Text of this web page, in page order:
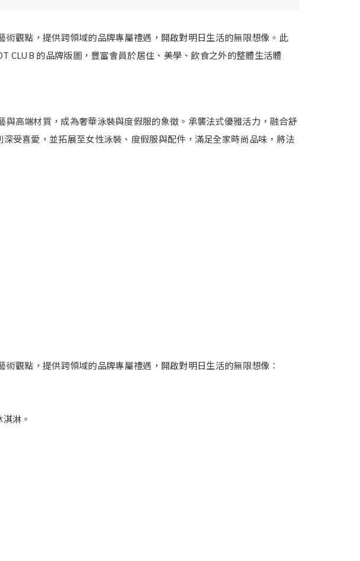
觀點，提供跨領域的品牌專屬禮遇，開啟對明日生活的無限想像。此
CLUB 的品牌版圖，豐富會員於居住、美學、飲食之外的整體生活體
高端材質，成為奢華泳裝與度假服的象徵。承襲法式優雅活力，融合舒
受喜愛，並拓展至女性泳裝、度假服與配件，滿足全家時尚品味，將法
觀點，提供跨領域的品牌專屬禮遇，開啟對明日生活的無限想像：
淋。